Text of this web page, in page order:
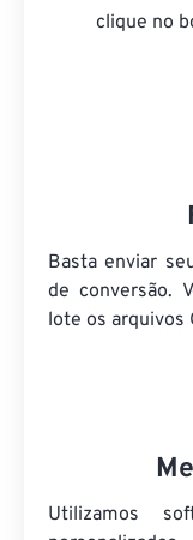
clique no
Basta enviar
de conversão.
lote os arquivos
Utilizamos